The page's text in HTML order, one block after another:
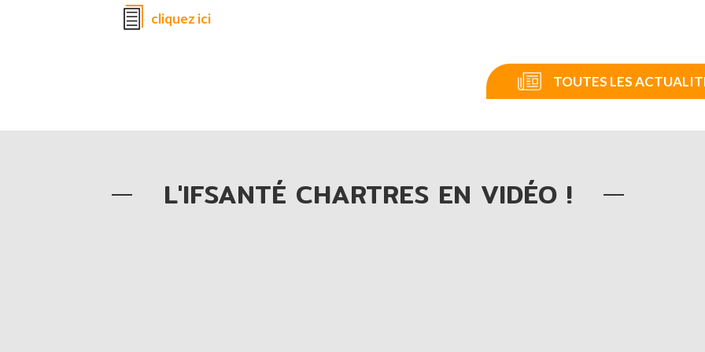
cliquez ici
TOUTES LES
L'IFSANTÉ CHARTRES EN VIDÉO !